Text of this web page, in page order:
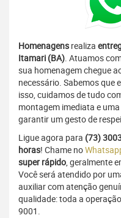
Homenagens realiza
Itamari (BA). Atuamos
sua homenagem chegue
necessário. Sabemos que
isso, cuidamos de tudo
montagem imediata e
garantir um gesto de
Ligue agora para (73)
horas! Chame no
super rápido, geralmente
Você será atendido por
auxiliar com atenção
qualidade: toda a
9001.